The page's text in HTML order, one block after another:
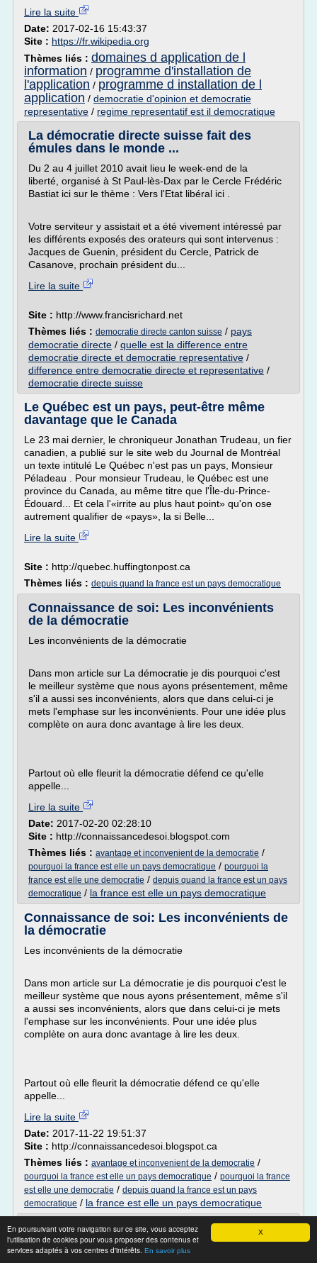
X
En poursuivant votre navigation sur ce site, vous acceptez
l'utilisation de cookies pour vous proposer des contenus et
services adaptés à vos centres d'intérêts. En savoir plus
Lire la suite
Date: 2017-02-16 15:43:37
Site : https://fr.wikipedia.org
Thèmes liés : domaines d application de l
information / programme d'installation de
l'application / programme d installation de l
application / democratie d'opinion et democratie
representative / regime representatif est il democratique
La démocratie directe suisse fait des
émules dans le monde ...
Du 2 au 4 juillet 2010 avait lieu le week-end de la
liberté, organisé à St Paul-lès-Dax par le Cercle Frédéric
Bastiat ici sur le thème : Vers l'Etat libéral ici .
Votre serviteur y assistait et a été vivement intéressé par
les différents exposés des orateurs qui sont intervenus :
Jacques de Guenin, président du Cercle, Patrick de
Casanove, prochain président du...
Lire la suite
Site : http://www.francisrichard.net
Thèmes liés : democratie directe canton suisse / pays
democratie directe / quelle est la difference entre
democratie directe et democratie representative /
difference entre democratie directe et representative /
democratie directe suisse
Le Québec est un pays, peut-être même
davantage que le Canada
Le 23 mai dernier, le chroniqueur Jonathan Trudeau, un fier
canadien, a publié sur le site web du Journal de Montréal
un texte intitulé Le Québec n'est pas un pays, Monsieur
Péladeau . Pour monsieur Trudeau, le Québec est une
province du Canada, au même titre que l'Île-du-Prince-
Édouard... Et cela l'«irrite au plus haut point» qu'on ose
autrement qualifier de «pays», la si Belle...
Lire la suite
Site : http://quebec.huffingtonpost.ca
Thèmes liés : depuis quand la france est un pays democratique
Connaissance de soi: Les inconvénients
de la démocratie
Les inconvénients de la démocratie
Dans mon article sur La démocratie je dis pourquoi c'est
le meilleur système que nous ayons présentement, même
s'il a aussi ses inconvénients, alors que dans celui-ci je
mets l'emphase sur les inconvénients. Pour une idée plus
complète on aura donc avantage à lire les deux.
Partout où elle fleurit la démocratie défend ce qu'elle
appelle...
Lire la suite
Date: 2017-02-20 02:28:10
Site : http://connaissancedesoi.blogspot.com
Thèmes liés : avantage et inconvenient de la democratie /
pourquoi la france est elle un pays democratique / pourquoi la
france est elle une democratie / depuis quand la france est un pays
democratique / la france est elle un pays democratique
Connaissance de soi: Les inconvénients de
la démocratie
Les inconvénients de la démocratie
Dans mon article sur La démocratie je dis pourquoi c'est le
meilleur système que nous ayons présentement, même s'il
a aussi ses inconvénients, alors que dans celui-ci je mets
l'emphase sur les inconvénients. Pour une idée plus
complète on aura donc avantage à lire les deux.
Partout où elle fleurit la démocratie défend ce qu'elle
appelle...
Lire la suite
Date: 2017-11-22 19:51:37
Site : http://connaissancedesoi.blogspot.ca
Thèmes liés : avantage et inconvenient de la democratie /
pourquoi la france est elle un pays democratique / pourquoi la france
est elle une democratie / depuis quand la france est un pays
democratique / la france est elle un pays democratique
Exigeons l'instauration de la Démocratie
en France ...